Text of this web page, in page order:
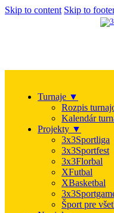
Skip to content Skip to
Turnaje ▼
Rozpis
Kalendár
Projekty ▼
3x3Sportliga
3x3Sportfest
3x3Florbal
XFutbal
XBasketbal
Šport pre